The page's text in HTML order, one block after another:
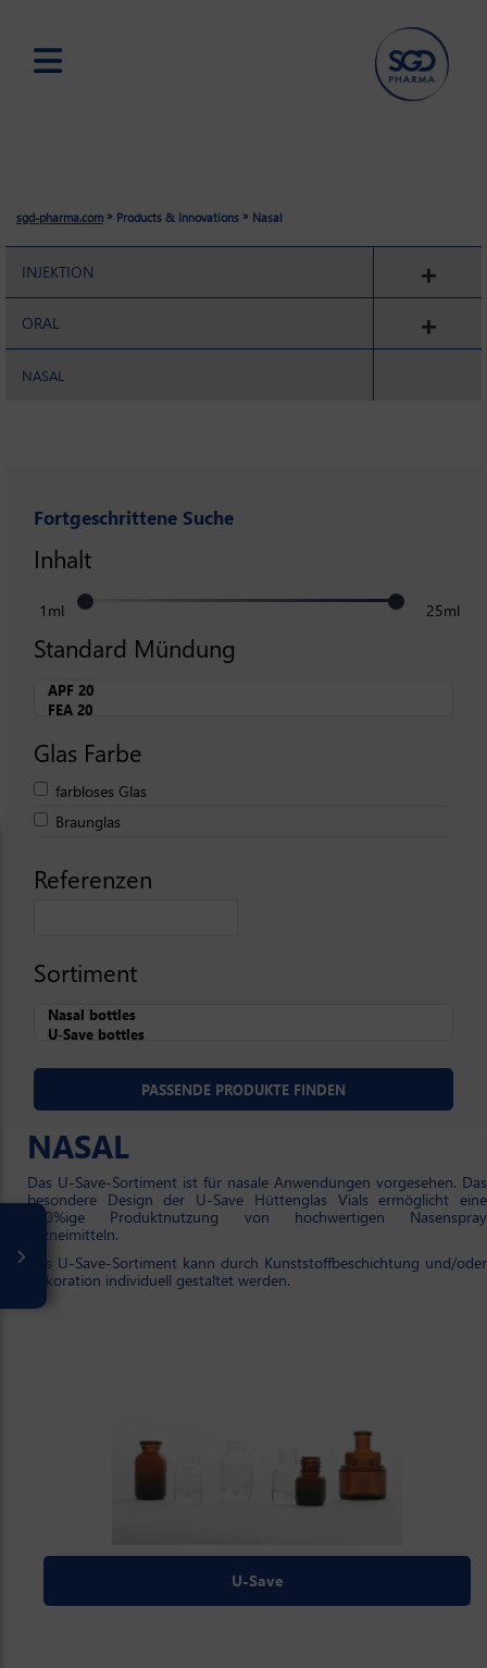
sgd-pharma.com » Products & Innovations » Nasal
INJEKTION
ORAL
NASAL
Fortgeschrittene Suche
1ml
Inhalt
25ml
Standard Mündung
Glas Farbe
farbloses Glas
Braunglas
Referenzen
Sortiment
NASAL
Das U-Save-Sortiment ist für nasale Anwendungen vorgesehen. Das
besondere Design der U-Save Hüttenglas Vials ermöglicht eine
100%ige Produktnutzung von hochwertigen Nasenspray
Arzneimitteln.
Das U-Save-Sortiment kann durch Kunststoffbeschichtung und/oder
Dekoration individuell gestaltet werden.
U-Save